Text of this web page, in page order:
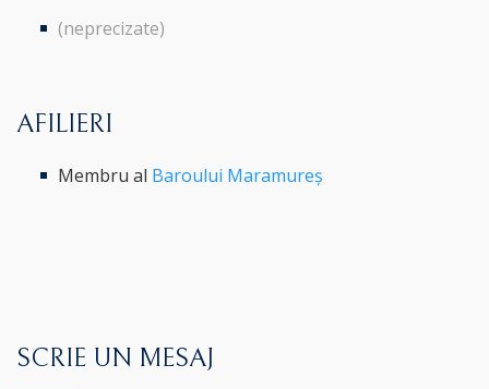
(neprecizate)
AFILIERI
Membru al Baroului Maramureș
SCRIE UN MESAJ